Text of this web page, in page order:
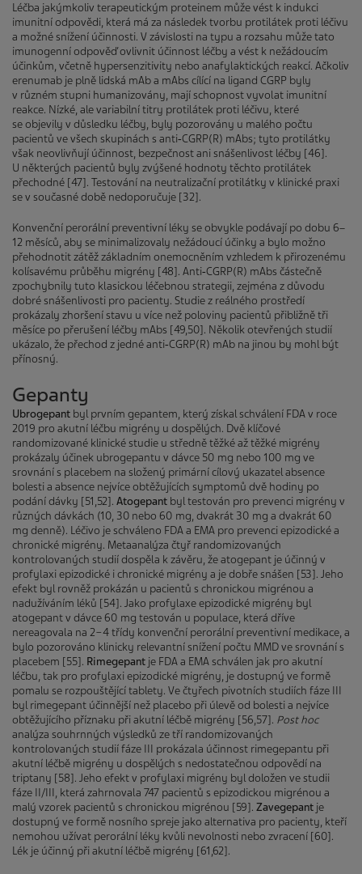
Léčba jakýmkoliv terapeutickým proteinem může vést k indukci
imunitní odpovědi, která má za následek tvorbu protilátek proti léčivu
a možné snížení účinnosti. V závislosti na typu a rozsahu může tato
imunogenní odpověď ovlivnit účinnost léčby a vést k nežádoucím
účinkům, včetně hypersenzitivity nebo anafylaktických reakcí. Ačkoliv
erenumab je plně lidská mAb a mAbs cílící na ligand CGRP byly
v různém stupni humanizovány, mají schopnost vyvolat imunitní
reakce. Nízké, ale variabilní titry protilátek proti léčivu, které
se objevily v důsledku léčby, byly pozorovány u malého počtu
pacientů ve všech skupinách s anti‑CGRP(R) mAbs; tyto protilátky
však neovlivňují účinnost, bezpečnost ani snášenlivost léčby [46].
U některých pacientů byly zvýšené hodnoty těchto protilátek
přechodné [47]. Testování na neutralizační protilátky v klinické praxi
se v současné době nedoporučuje [32].
Konvenční perorální preventivní léky se obvykle podávají po dobu 6–
12 měsíců, aby se minimalizovaly nežádoucí účinky a bylo možno
přehodnotit zátěž základním onemocněním vzhledem k přirozenému
kolísavému průběhu migrény [48]. Anti‑CGRP(R) mAbs částečně
zpochybnily tuto klasickou léčebnou strategii, zejména z důvodu
dobré snášenlivosti pro pacienty. Studie z reálného prostředí
prokázaly zhoršení stavu u více než poloviny pacientů přibližně tři
měsíce po přerušení léčby mAbs [49,50]. Několik otevřených studií
ukázalo, že přechod z jedné anti‑CGRP(R) mAb na jinou by mohl být
přínosný.
Gepanty
Ubrogepant byl prvním gepantem, který získal schválení FDA v roce
2019 pro akutní léčbu migrény u dospělých. Dvě klíčové
randomizované klinické studie u středně těžké až těžké migrény
prokázaly účinek ubrogepantu v dávce 50 mg nebo 100 mg ve
srovnání s placebem na složený primární cílový ukazatel absence
bolesti a absence nejvíce obtěžujících symptomů dvě hodiny po
podání dávky [51,52]. Atogepant byl testován pro prevenci migrény v
různých dávkách (10, 30 nebo 60 mg, dvakrát 30 mg a dvakrát 60
mg denně). Léčivo je schváleno FDA a EMA pro prevenci epizodické a
chronické migrény. Metaanalýza čtyř randomizovaných
kontrolovaných studií dospěla k závěru, že atogepant je účinný v
profylaxi epizodické i chronické migrény a je dobře snášen [53]. Jeho
efekt byl rovněž prokázán u pacientů s chronickou migrénou a
nadužíváním léků [54]. Jako profylaxe epizodické migrény byl
atogepant v dávce 60 mg testován u populace, která dříve
nereagovala na 2−4 třídy konvenční perorální preventivní medikace, a
bylo pozorováno klinicky relevantní snížení počtu MMD ve srovnání s
placebem [55]. Rimegepant je FDA a EMA schválen jak pro akutní
léčbu, tak pro profylaxi epizodické migrény, je dostupný ve formě
pomalu se rozpouštějící tablety. Ve čtyřech pivotních stu­diích fáze III
byl rimegepant účinnější než placebo při úlevě od bolesti a nejvíce
obtěžujícího příznaku při akutní léčbě migrény [56,57]. Post hoc
analýza souhrnných výsledků ze tří randomizovaných
kontrolovaných studií fáze III prokázala účinnost rimegepantu při
akutní léčbě migrény u dospělých s nedostatečnou odpovědí na
triptany [58]. Jeho efekt v profylaxi migrény byl doložen ve studii
fáze II/III, která zahrnovala 747 pacientů s epizodickou migrénou a
malý vzorek pacientů s chronickou migrénou [59]. Zavegepant je
dostupný ve formě nosního spreje jako alternativa pro pacienty, kteří
nemohou užívat perorální léky kvůli nevolnosti nebo zvracení [60].
Lék je účinný při akutní léčbě migrény [61,62].